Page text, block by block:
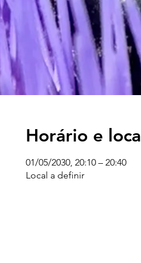
Horário e
01/05/2030, 20:10 – 20:40
Local a definir